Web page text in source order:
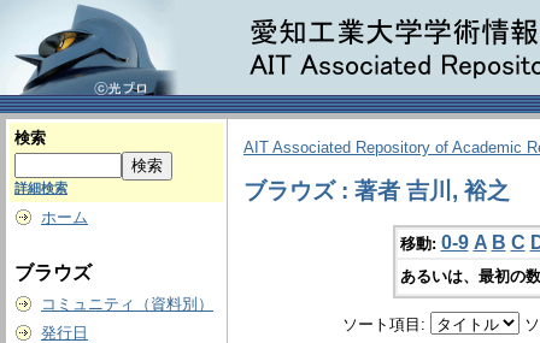
検索
詳細検索
ホーム
ブラウズ
コミュニティ（資料別）
発行日
AIT Associated Repository of Academic
ブラウズ : 著者 吉川, 裕之
移動: 0-9 A B C
あるいは、最初の
ソート項目: